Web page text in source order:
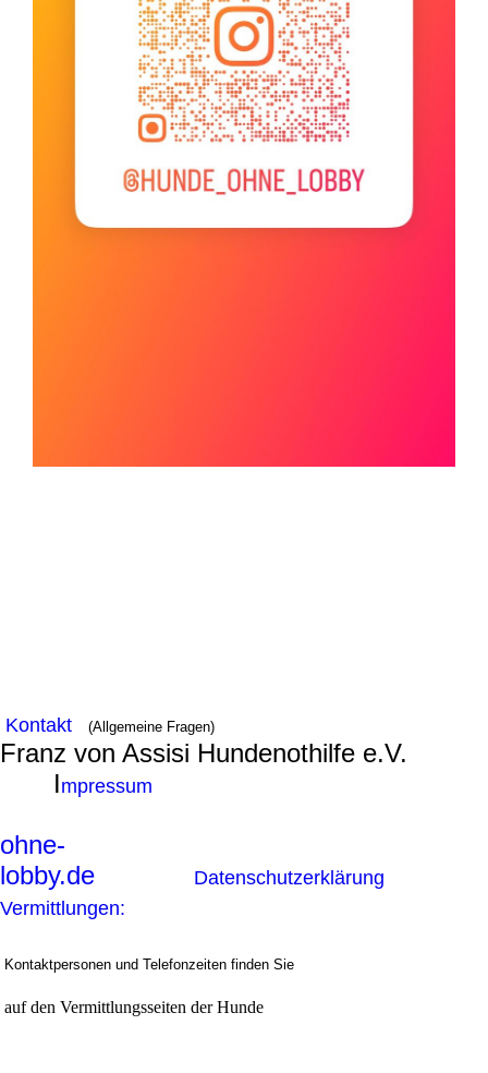
Kontakt (Allgemeine Fragen)
Franz von Assisi Hundenothilfe e.V.
Impressum
ohne-
lobby.de
Datenschutzerklärung
Vermittlungen:
Kontaktpersonen und Telefonzeiten finden Sie
auf den Vermittlungsseiten der Hunde